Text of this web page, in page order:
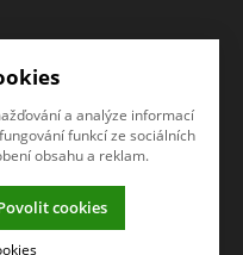
pro více informací.
a analýze informací
funkcí ze sociálních
obsahu a reklam.
cookies